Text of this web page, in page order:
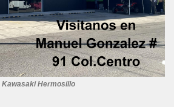
Kawasaki Hermosillo